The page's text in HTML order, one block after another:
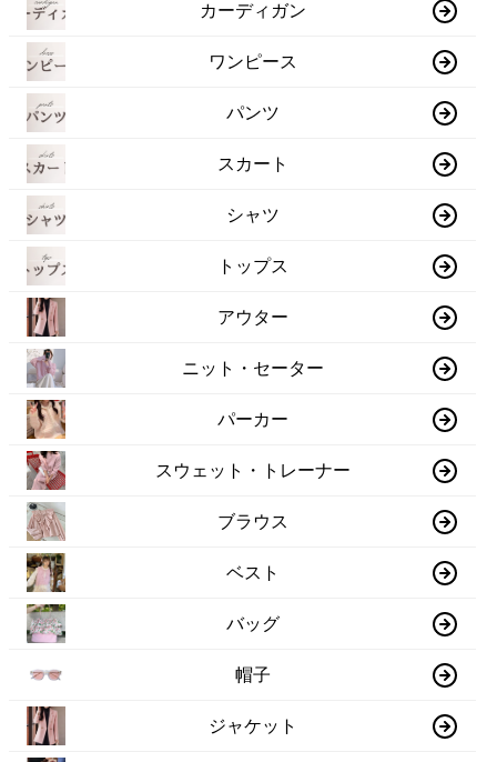
カーディガン
ワンピース
パンツ
スカート
シャツ
トップス
アウター
ニット・セーター
パーカー
スウェット・トレーナー
ブラウス
ベスト
バッグ
帽子
ジャケット